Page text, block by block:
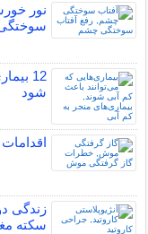
نور
12
شود
زندگی
سکته